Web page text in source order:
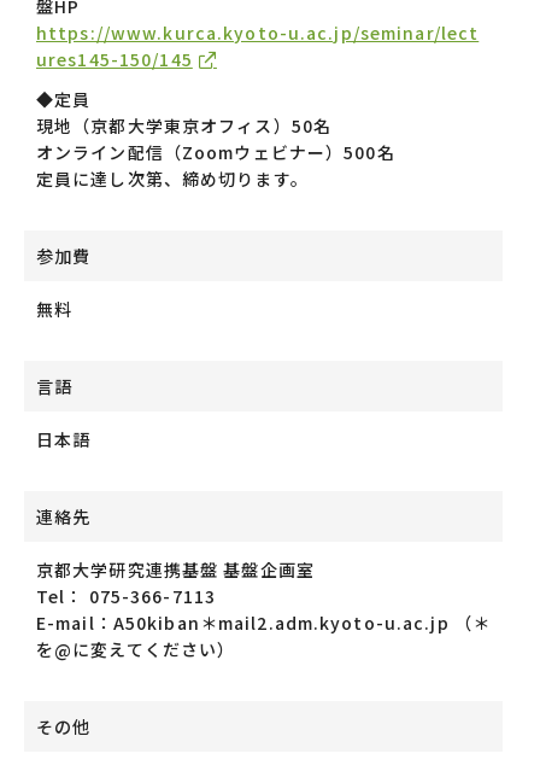
盤HP
https://www.kurca.kyoto-u.ac.jp/seminar/lect
ures145-150/145
◆定員
現地（京都大学東京オフィス）50名
オンライン配信（Zoomウェビナー）500名
定員に達し次第、締め切ります。
参加費
無料
言語
日本語
連絡先
京都大学研究連携基盤 基盤企画室
Tel： 075-366-7113
E-mail：A50kiban＊mail2.adm.kyoto-u.ac.jp （＊
を@に変えてください）
その他